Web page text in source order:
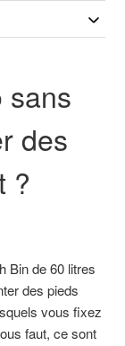
sans
des
?
Bin de 60 litres
des pieds
vous fixez
faut, ce sont